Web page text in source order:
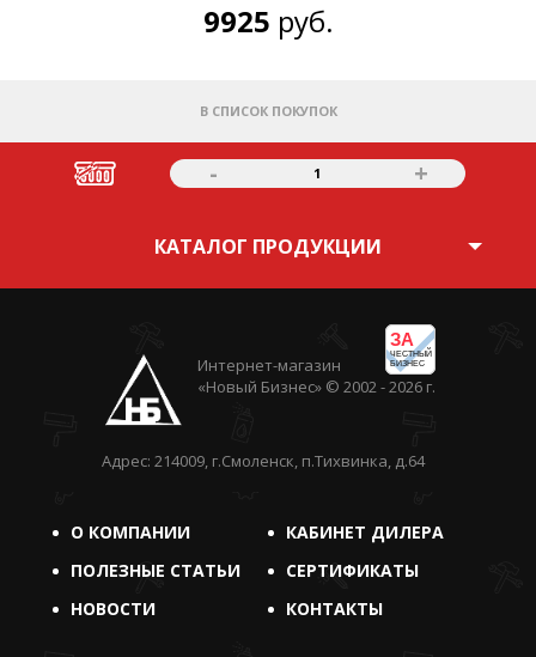
9925 руб.
В СПИСОК ПОКУПОК
- 1 +
КАТАЛОГ ПРОДУКЦИИ
ЗА
ЧЕСТНЫЙ
БИЗНЕС
Интернет-магазин
«Новый Бизнес» © 2002 - 2026 г.
Адрес: 214009, г.Смоленск, п.Тихвинка, д.64
О КОМПАНИИ
КАБИНЕТ ДИЛЕРА
ПОЛЕЗНЫЕ СТАТЬИ
СЕРТИФИКАТЫ
НОВОСТИ
КОНТАКТЫ